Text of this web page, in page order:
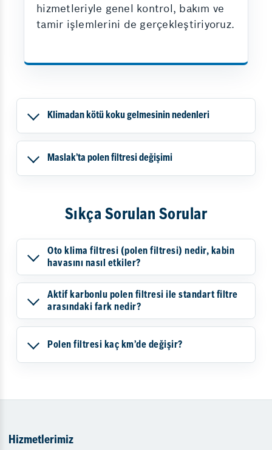
hizmetleriyle genel kontrol, bakım ve
tamir işlemlerini de gerçekleştiriyoruz.
Klimadan kötü koku gelmesinin nedenleri
Maslak’ta polen filtresi değişimi
Sıkça Sorulan Sorular
Oto klima filtresi (polen filtresi) nedir, kabin
havasını nasıl etkiler?
Aktif karbonlu polen filtresi ile standart filtre
arasındaki fark nedir?
Polen filtresi kaç km’de değişir?
Hizmetlerimiz